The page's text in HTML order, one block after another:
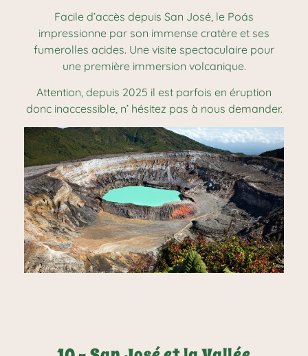
Facile d’accès depuis San José, le Poás
impressionne par son immense cratère et ses
fumerolles acides. Une visite spectaculaire pour
une première immersion volcanique.
Attention, depuis 2025 il est parfois en éruption
donc inaccessible, n’ hésitez pas à nous demander.